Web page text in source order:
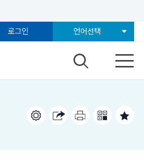
로그인 언어선택